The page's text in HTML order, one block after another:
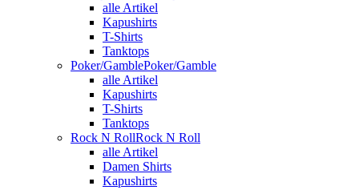
alle Artikel
Kapushirts
T-Shirts
Tanktops
Poker/GamblePoker/Gamble
alle Artikel
Kapushirts
T-Shirts
Tanktops
Rock N RollRock N Roll
alle Artikel
Damen Shirts
Kapushirts